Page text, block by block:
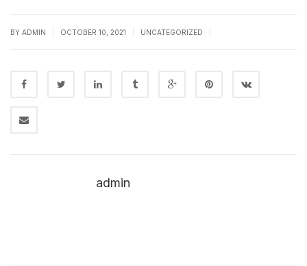
BY ADMIN OCTOBER 10, 2021 UNCATEGORIZED
admin